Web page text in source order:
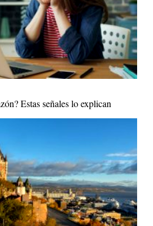
Estas señales lo explican